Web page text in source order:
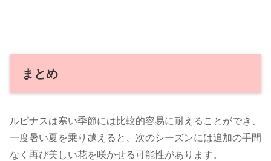
まとめ
ルピナスは寒い季節には比較的容易に耐えることができ、
一度暑い夏を乗り越えると、次のシーズンには追加の手間
なく再び美しい花を咲かせる可能性があります。